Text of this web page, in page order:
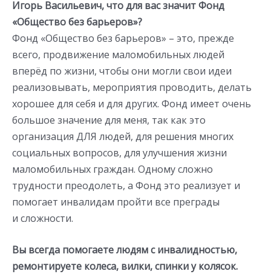
Игорь Васильевич, что для вас значит Фонд
«Общество без барьеров»?
Фонд «Общество без барьеров» – это, прежде
всего, продвижение маломобильных людей
вперёд по жизни, чтобы они могли свои идеи
реализовывать, мероприятия проводить, делать
хорошее для себя и для других. Фонд имеет очень
большое значение для меня, так как это
организация ДЛЯ людей, для решения многих
социальных вопросов, для улучшения жизни
маломобильных граждан. Одному сложно
трудности преодолеть, а Фонд это реализует и
помогает инвалидам пройти все преграды
и сложности.
Вы всегда помогаете людям с инвалидностью,
ремонтируете колеса, вилки, спинки у колясок.